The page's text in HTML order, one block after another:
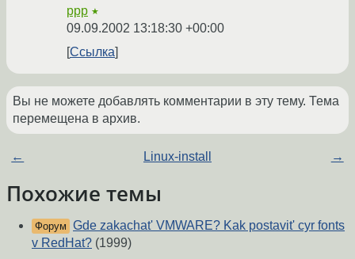
ppp ★
09.09.2002 13:18:30 +00:00
Ссылка
Вы не можете добавлять комментарии в эту тему. Тема
перемещена в архив.
← Linux-install →
Похожие темы
Форум Gde zakachat' VMWARE? Kak postavit' cyr fonts
v RedHat? (1999)